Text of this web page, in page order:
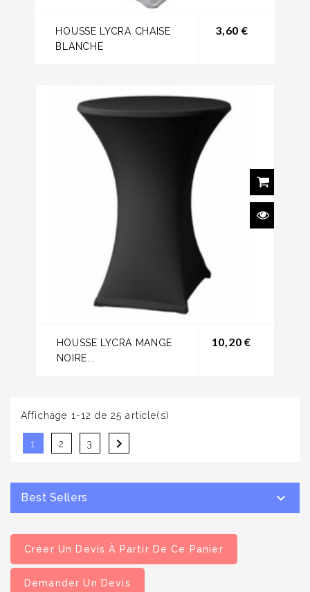
HOUSSE LYCRA CHAISE
BLANCHE
3,60 €Prix
HOUSSE LYCRA MANGE
NOIRE...
10,20 €Prix
Affichage 1-12 de 25 article(s)
1 2 3 
Best Sellers 
Créer Un Devis À Partir De Ce Panier
Demander Un Devis